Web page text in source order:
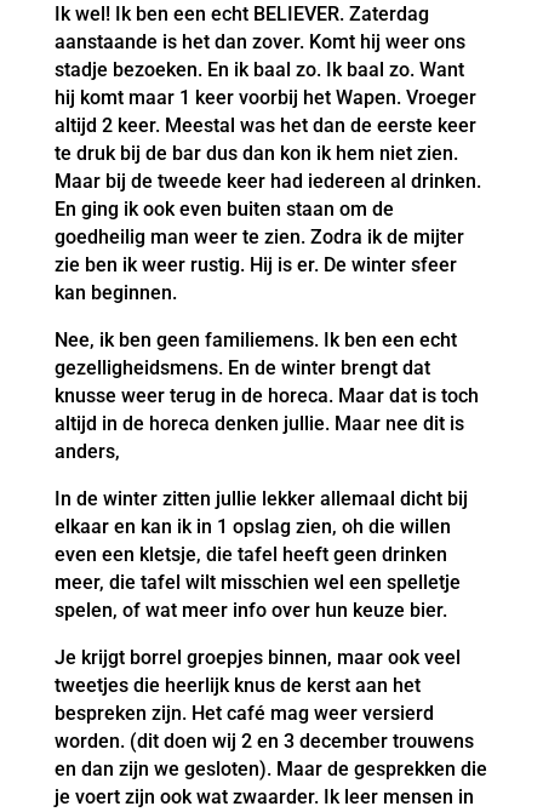
Ik wel! Ik ben een echt BELIEVER. Zaterdag
aanstaande is het dan zover. Komt hij weer ons
stadje bezoeken. En ik baal zo. Ik baal zo. Want
hij komt maar 1 keer voorbij het Wapen. Vroeger
altijd 2 keer. Meestal was het dan de eerste keer
te druk bij de bar dus dan kon ik hem niet zien.
Maar bij de tweede keer had iedereen al drinken.
En ging ik ook even buiten staan om de
goedheilig man weer te zien. Zodra ik de mijter
zie ben ik weer rustig. Hij is er. De winter sfeer
kan beginnen.
Nee, ik ben geen familiemens. Ik ben een echt
gezelligheidsmens. En de winter brengt dat
knusse weer terug in de horeca. Maar dat is toch
altijd in de horeca denken jullie. Maar nee dit is
anders,
In de winter zitten jullie lekker allemaal dicht bij
elkaar en kan ik in 1 opslag zien, oh die willen
even een kletsje, die tafel heeft geen drinken
meer, die tafel wilt misschien wel een spelletje
spelen, of wat meer info over hun keuze bier.
Je krijgt borrel groepjes binnen, maar ook veel
tweetjes die heerlijk knus de kerst aan het
bespreken zijn. Het café mag weer versierd
worden. (dit doen wij 2 en 3 december trouwens
en dan zijn we gesloten). Maar de gesprekken die
je voert zijn ook wat zwaarder. Ik leer mensen in